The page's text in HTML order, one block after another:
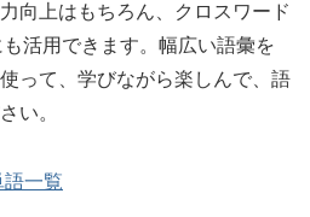
向上はもちろん、クロスワード
活用できます。幅広い語彙を
って、学びながら楽しんで、語
い。
一覧